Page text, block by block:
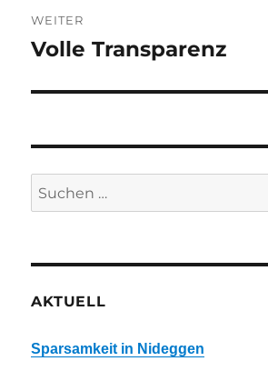
WEITER
Nächster
Volle Transparenz
Suchen
nach:
AKTUELL
Sparsamkeit in Nideggen